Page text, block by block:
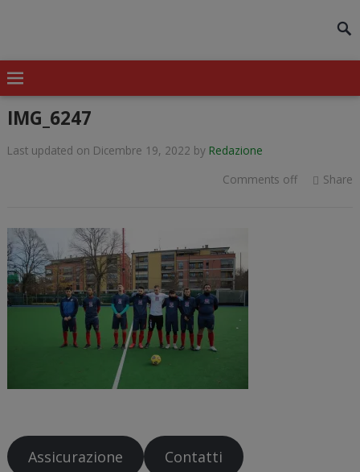
IMG_6247
Last updated on Dicembre 19, 2022 by Redazione
Comments off
Share
Assicurazione Contatti